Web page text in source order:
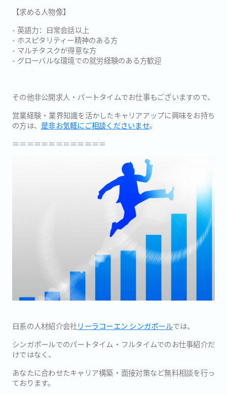
【求める人物像】
- 英語力：日常会話以上
- ホスピタリティー精神のある方
- マルチタスクが得意な方
- グローバルな環境での就労経験のある方歓迎
その他非公開求人・パートタイムでお仕事もございますので、
営業経験・業界知識を活かしたキャリアアップに興味をお持ち
の方は、 是非お気軽にご相談くださいませ。
＝＝＝＝＝＝＝＝＝＝＝＝＝
日系の人材紹介会社リーラコーエン シンガポールでは、
シンガポールでのパートタイム・フルタイムでのお仕事紹介だ
けではなく、
あなたに合わせたキャリア構築・面接対策など無料相談を行っ
ております。